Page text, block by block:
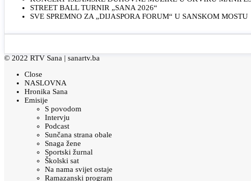
STREET BALL TURNIR „SANA 2026“
SVE SPREMNO ZA „DIJASPORA FORUM“ U SANSKOM MOSTU
© 2022 RTV Sana | sanartv.ba
Close
NASLOVNA
Hronika Sana
Emisije
S povodom
Intervju
Podcast
Sunčana strana obale
Snaga žene
Sportski žurnal
Školski sat
Na nama svijet ostaje
Ramazanski program